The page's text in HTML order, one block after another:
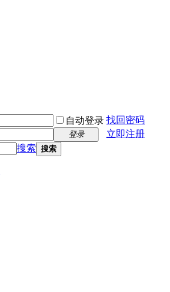
自动登录 找回密码
登录
立即注册
搜索 搜索